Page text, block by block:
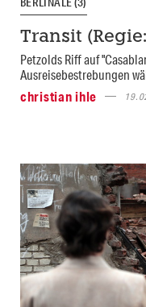
Transit
Petzolds Riff auf
Ausreisebestrebungen
christian ihle